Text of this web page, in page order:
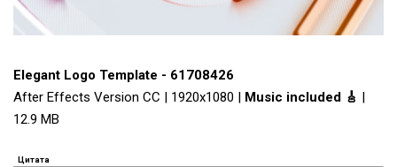
Elegant Logo Template - 61708426
After Effects Version CC | 1920x1080 | Music included 🎸 |
12.9 MB
Цитата